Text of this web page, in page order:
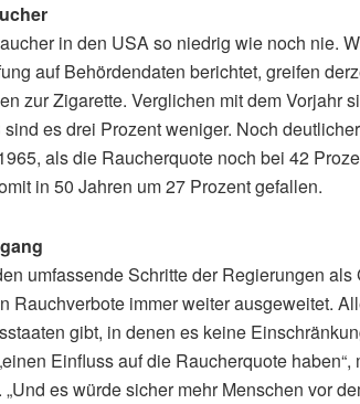
in den USA so niedrig wie noch nie.
auf Behördendaten berichtet, greifen
zur Zigarette. Verglichen mit dem Vorjahr
es drei Prozent weniger. Noch
als die Raucherquote noch bei 42
in 50 Jahren um 27 Prozent gefallen.
umfassende Schritte der Regierungen als
Rauchverbote immer weiter ausgeweitet.
gibt, in denen es keine
Einfluss auf die Raucherquote haben“,
es würde sicher mehr Menschen vor